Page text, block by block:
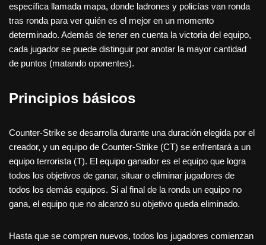
específica llamada mapa, donde ladrones y policías van ronda
tras ronda para ver quién es el mejor en un momento
determinado. Además de tener en cuenta la victoria del equipo,
cada jugador se puede distinguir por anotar la mayor cantidad
de puntos (matando oponentes).
Principios básicos
Counter-Strike se desarrolla durante una duración elegida por el
creador, y un equipo de Counter-Strike (CT) se enfrentará a un
equipo terrorista (T). El equipo ganador es el equipo que logra
todos los objetivos de ganar, situar o eliminar jugadores de
todos los demás equipos. Si al final de la ronda un equipo no
gana, el equipo que no alcanzó su objetivo queda eliminado.
Hasta que se compren nuevos, todos los jugadores comienzan